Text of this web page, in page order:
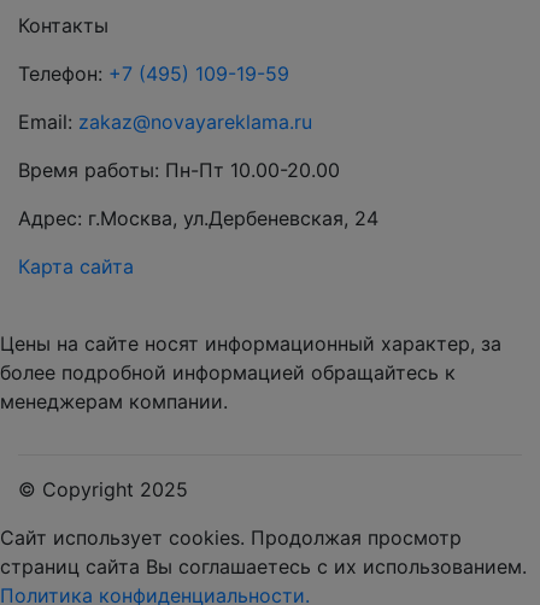
Контакты
Телефон: +7 (495) 109-19-59
Email: zakaz@novayareklama.ru
Время работы: Пн-Пт 10.00-20.00
Адрес: г.Москва, ул.Дербеневская, 24
Карта сайта
Цены на сайте носят информационный характер, за
более подробной информацией обращайтесь к
менеджерам компании.
© Copyright 2025
Сайт использует cookies. Продолжая просмотр
страниц сайта Вы соглашаетесь с их использованием.
Политика конфиденциальности.